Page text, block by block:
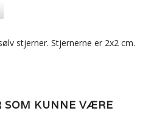
stjerner. Stjernerne er 2x2 cm.
SOM KUNNE VÆRE